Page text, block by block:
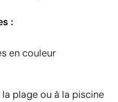
:
en couleur
plage ou à la piscine